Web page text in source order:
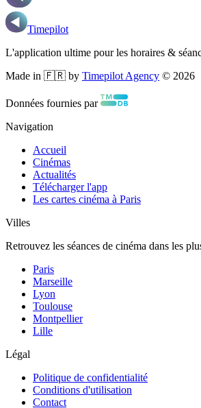
Timepilot
L'application ultime pour les horaires &
Made in 🇫🇷 by Timepilot Agency © 2026
Données fournies par
Navigation
Accueil
Cinémas
Actualités
Télécharger l'app
Les cartes cinéma à Paris
Villes
Retrouvez les séances de cinéma dans les
Paris
Marseille
Lyon
Toulouse
Montpellier
Lille
Légal
Politique de confidentialité
Conditions d'utilisation
Contact